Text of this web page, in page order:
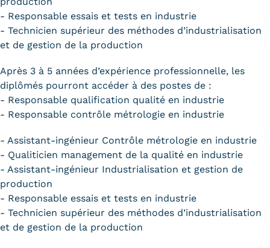
- Responsable essais et tests en industrie
- Technicien supérieur des méthodes d’industrialisation
et de gestion de la production
Après 3 à 5 années d’expérience professionnelle, les
diplômés pourront accéder à des postes de :
- Responsable qualification qualité en industrie
- Responsable contrôle métrologie en industrie
- Assistant-ingénieur Contrôle métrologie en industrie
- Qualiticien management de la qualité en industrie
- Assistant-ingénieur Industrialisation et gestion de
production
- Responsable essais et tests en industrie
- Technicien supérieur des méthodes d’industrialisation
et de gestion de la production